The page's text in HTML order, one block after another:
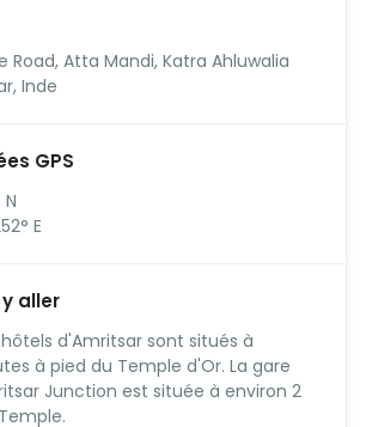
Road, Atta Mandi, Katra Ahluwalia
Inde
GPS
N
E
aller
d'Amritsar sont situés à
à pied du Temple d'Or. La gare
Junction est située à environ 2